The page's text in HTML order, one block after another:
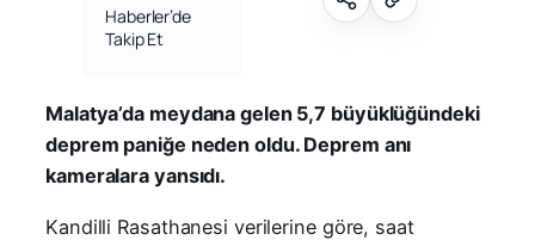
Haberler’de
Takip Et
Malatya’da meydana gelen 5,7 büyüklüğündeki
deprem paniğe neden oldu. Deprem anı
kameralara yansıdı.
Kandilli Rasathanesi verilerine göre, saat